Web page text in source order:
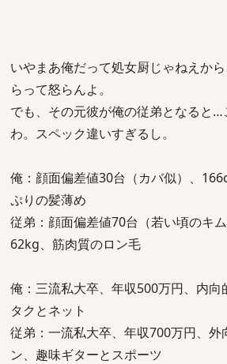
いやまあ俺だって処女厨じゃねえか
らって怒らんよ。
でも、その元彼が俺の従弟となると…
わ。スペック違いすぎるし。
俺：顔面偏差値30台（カバ似）、
ぷりの髪薄め
従弟：顔面偏差値70台（若い頃のキ
62kg、筋肉質のロン毛
俺：三流私大卒、年収500万円、内向
タクとネット
従弟：一流私大卒、年収700万円、外
ン、趣味ギターとスポーツ